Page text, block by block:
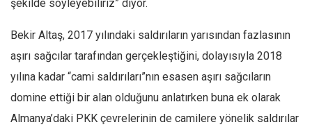
şekilde söyleyebiliriz” diyor.
Bekir Altaş, 2017 yılındaki saldırıların yarısından fazlasının
aşırı sağcılar tarafından gerçekleştiğini, dolayısıyla 2018
yılına kadar “cami saldırıları”nın esasen aşırı sağcıların
domine ettiği bir alan olduğunu anlatırken buna ek olarak
Almanya’daki PKK çevrelerinin de camilere yönelik saldırılar